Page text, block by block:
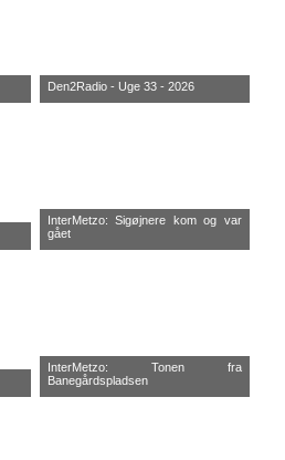
Den2Radio - Uge 33 - 2026
InterMetzo: Sigøjnere kom og var
gået
InterMetzo: Tonen fra
Banegårdspladsen